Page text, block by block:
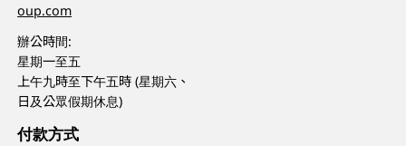
oup.com
辦公時間:
星期一至五
上午九時至下午五時 (星期六、
日及公眾假期休息)
付款方式